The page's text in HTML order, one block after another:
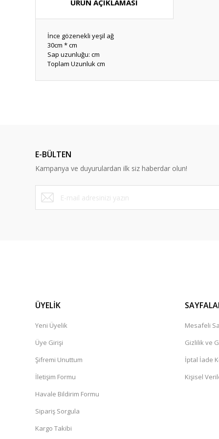
ÜRÜN AÇIKLAMASI
İnce gözenekli yeşil ağ
30cm * cm
Sap uzunluğu: cm
Toplam Uzunluk cm
Ürün bilgilerinde hatalar bulunuyor.
Ürün fiyatı diğer sitelerden daha pahalı.
Bu ürüne benzer farklı alternatifler olmalı.
E-BÜLTEN
Kampanya ve duyurulardan ilk siz haberdar olun!
ÜYELİK
Yeni Üyelik
Üye Girişi
Şifremi Unuttum
İletişim Formu
Havale Bildirim Formu
Sipariş Sorgula
Kargo Takibi
Mesafeli
Gizlilik ve
İptal İade
Kişisel